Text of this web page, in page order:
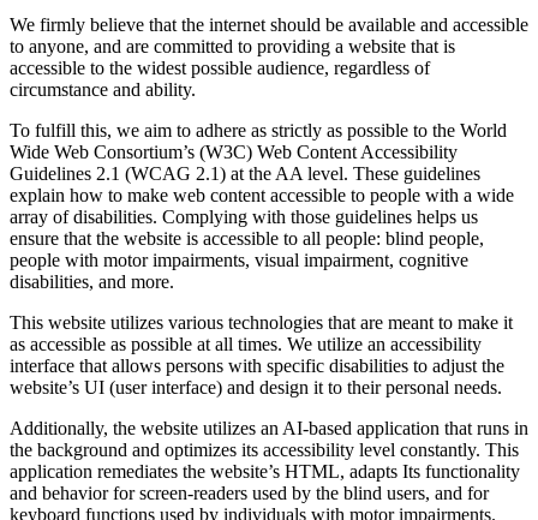
We firmly believe that the internet should be available and accessible
to anyone, and are committed to providing a website that is
accessible to the widest possible audience, regardless of
circumstance and ability.
To fulfill this, we aim to adhere as strictly as possible to the World
Wide Web Consortium’s (W3C) Web Content Accessibility
Guidelines 2.1 (WCAG 2.1) at the AA level. These guidelines
explain how to make web content accessible to people with a wide
array of disabilities. Complying with those guidelines helps us
ensure that the website is accessible to all people: blind people,
people with motor impairments, visual impairment, cognitive
disabilities, and more.
This website utilizes various technologies that are meant to make it
as accessible as possible at all times. We utilize an accessibility
interface that allows persons with specific disabilities to adjust the
website’s UI (user interface) and design it to their personal needs.
Additionally, the website utilizes an AI-based application that runs in
the background and optimizes its accessibility level constantly. This
application remediates the website’s HTML, adapts Its functionality
and behavior for screen-readers used by the blind users, and for
keyboard functions used by individuals with motor impairments.